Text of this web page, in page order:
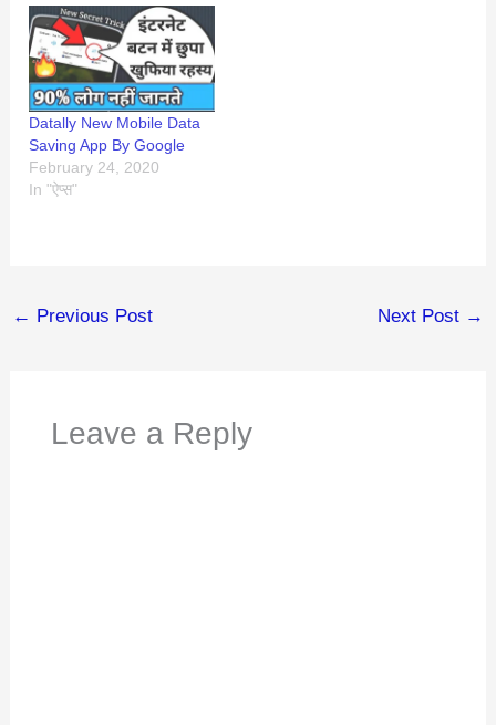
Datally New Mobile Data
Saving App By Google
February 24, 2020
In "ऐप्स"
← Previous Post Next Post →
Leave a Reply